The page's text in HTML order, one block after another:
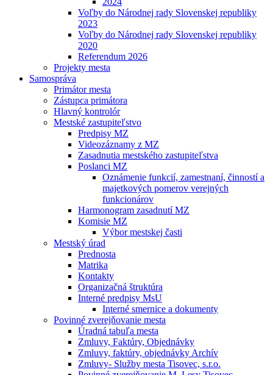
Voľby do Národnej rady Slovenskej republiky
2023
Voľby do Národnej rady Slovenskej republiky
2020
Referendum 2026
Projekty mesta
Samospráva
Primátor mesta
Zástupca primátora
Hlavný kontrolór
Mestské zastupiteľstvo
Predpisy MZ
Videozáznamy z MZ
Zasadnutia mestského zastupiteľstva
Poslanci MZ
Oznámenie funkcií, zamestnaní, činností a
majetkových pomerov verejných
funkcionárov
Harmonogram zasadnutí MZ
Komisie MZ
Výbor mestskej časti
Mestský úrad
Prednosta
Matrika
Kontakty
Organizačná štruktúra
Interné predpisy MsU
Interné smernice a dokumenty
Povinné zverejňovanie mesta
Úradná tabuľa mesta
Zmluvy, Faktúry, Objednávky
Zmluvy, faktúry, objednávky Archív
Zmluvy- Služby mesta Tisovec, s.r.o.